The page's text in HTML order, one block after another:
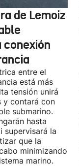
de Lemoiz
conexión
entre el
está más
tensión unirá
y contará con
submarino.
hasta
supervisará la
que la
minimizando
marino.